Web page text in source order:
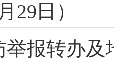
29日）
举报转办